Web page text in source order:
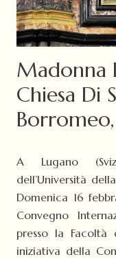
Madonna
Chiesa Di
A Lugano
dell’Università
Domenica 16
Convegno
presso la Facoltà
iniziativa della